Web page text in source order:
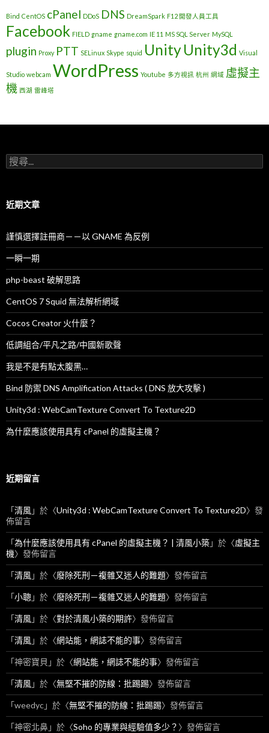
Bind CentOS cPanel DDoS DNS DreamSpark F12 開發人員工具
Facebook FIELD gname gname.com IE 11 MS SQL Server MySQL
plugin Proxy PTT SELinux Skype squid UnityUnity3d Visual
Studio webcam WordPress Youtube 多方視訊 杭州 網域 虛擬主
機 西湖 雷峰塔
搜
尋
字
近期文章
謹慎選擇註冊商－－以 GNAME 為反例
一瞬一期
php-beast 破解思路
CentOS 7 Squid 無法解析網域
Cocos Creator 火什麼？
低調組合/平凡之路/中國新歌聲
我是不是有點太腹黑…
Bind 防禦 DNS Amplification Attacks ( DNS 放大攻擊 )
Unity3d : WebCamTexture Convert To Texture2D
為什麼應該使用具有 cPanel 的虛擬主機？
近期留言
「清風」於〈Unity3d : WebCamTexture Convert To Texture2D〉發
佈留言
「為什麼應該使用具有 cPanel 的虛擬主機？ | 清風小築」於〈虛擬主
機〉發佈留言
「清風」於〈廢除死刑－複雜又迷人的難題〉發佈留言
「小聰 」於〈廢除死刑－複雜又迷人的難題〉發佈留言
「清風」於〈對於清風小築的期許〉發佈留言
「清風」於〈網站能，網誌不能的事〉發佈留言
「神密寶貝 」於〈網站能，網誌不能的事〉發佈留言
「清風」於〈無堅不摧的防線：批踢踢〉發佈留言
「weedyc」於〈無堅不摧的防線：批踢踢〉發佈留言
「神密北鼻」於〈Soho 的專業與經驗值多少？ 〉發佈留言